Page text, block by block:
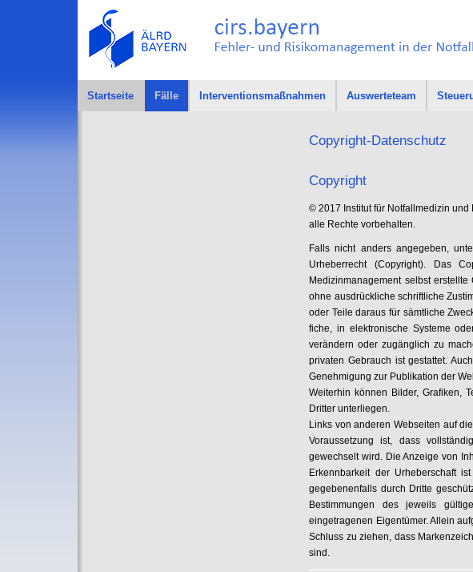
Startseite Fälle Interventionsmaßnahmen Auswerteteam
Copyright-Datenschutz
Copyright
© 2017 Institut für Notfallmedizin und
alle Rechte vorbehalten.
Falls nicht anders angegeben,
Urheberrecht (Copyright). Das
Medizinmanagement selbst
ohne ausdrückliche schriftliche
oder Teile daraus für sämtliche
fiche, in elektronische Systeme
verändern oder zugänglich zu
privaten Gebrauch ist gestattet.
Genehmigung zur Publikation der
Weiterhin können Bilder, Grafiken,
Dritter unterliegen.
Links von anderen Webseiten auf
Voraussetzung ist, dass
gewechselt wird. Die Anzeige von
Erkennbarkeit der Urheberschaft
gegebenenfalls durch Dritte
Bestimmungen des jeweils
eingetragenen Eigentümer. Allein
Schluss zu ziehen, dass
sind.